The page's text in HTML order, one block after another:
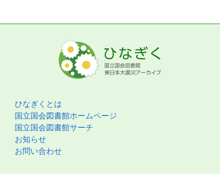
ひなぎくとは
国立国会図書館ホームページ
国立国会図書館サーチ
お知らせ
お問い合わせ